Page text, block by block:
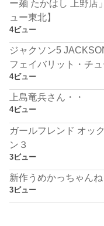
ー麺 たかはし 上野店
ュー東北】
4ビュー
ジャクソン5
フェイバリット・チ
4ビュー
上島竜兵さん・・
4ビュー
ガールフレンド オッ
ン３
3ビュー
新作うめかっちゃん
3ビュー